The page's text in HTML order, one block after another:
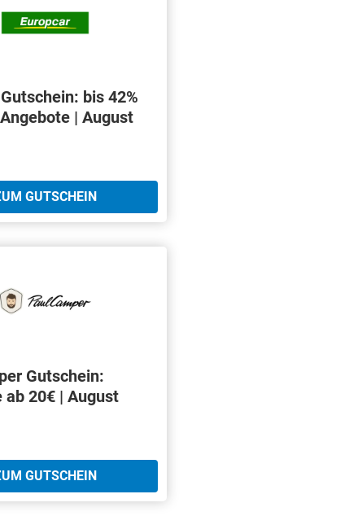
bis 42%
| August
GUTSCHEIN
Gutschein:
ab 20€ | August
GUTSCHEIN